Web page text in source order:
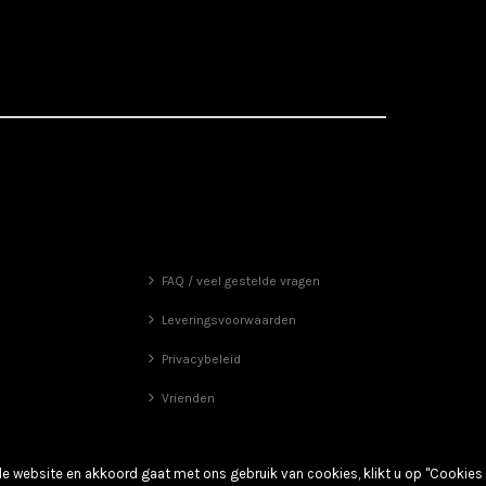
FAQ / veel gestelde vragen
Leveringsvoorwaarden
Privacybeleid
Vrienden
website en akkoord gaat met ons gebruik van cookies, klikt u op "Cookies